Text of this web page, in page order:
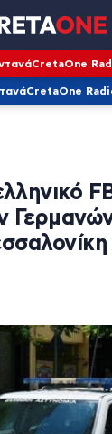
CretaOne
CretaOne